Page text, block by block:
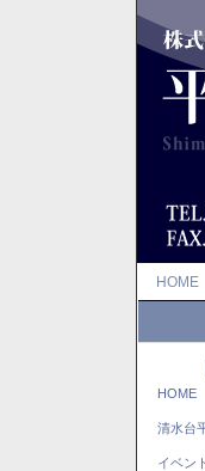
HOME
HOME
清水台
イベン